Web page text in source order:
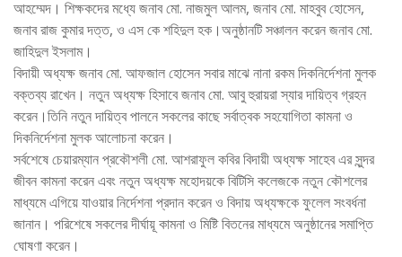
আহম্মেদ। শিক্ষকদের মধ্যে জনাব মো. নাজমুল আলম, জনাব মো. মাহবুব হোসেন,
জনাব রাজ কুমার দত্ত, ও এস কে শহিদুল হক।অনুষ্ঠানটি সঞ্চালন করেন জনাব মো.
জাহিদুল ইসলাম।
বিদায়ী অধ্যক্ষ জনাব মো. আফজাল হোসেন সবার মাঝে নানা রকম দিকনির্দেশনা মুলক
বক্তব্য রাখেন। নতুন অধ্যক্ষ হিসাবে জনাব মো. আবু হুরায়রা স্যার দায়িত্ব গ্রহন
করেন।তিনি নতুন দায়িত্ব পালনে সকলের কাছে সর্বাত্বক সহযোগিতা কামনা ও
দিকনির্দেশনা মুলক আলোচনা করেন।
সর্বশেষে চেয়ারম্যান প্রকৌশলী মো. আশরাফুল কবির বিদায়ী অধ্যক্ষ সাহেব এর সুন্দর
জীবন কামনা করেন এবং নতুন অধ্যক্ষ মহোদয়কে বিটিসি কলেজকে নতুন কৌশলের
মাধ্যমে এগিয়ে যাওয়ার নির্দেশনা প্রদান করেন ও বিদায় অধ্যক্ষকে ফুলেল সংবর্ধনা
জানান। পরিশেষে সকলের দীর্ঘায়ূ কামনা ও মিষ্টি বিতনের মাধ্যমে অনুষ্ঠানের সমাপ্তি
ঘোষণা করেন।